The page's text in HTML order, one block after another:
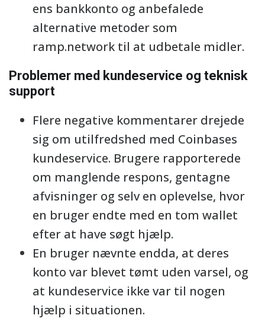
ens bankkonto og anbefalede
alternative metoder som
ramp.network til at udbetale midler.
Problemer med kundeservice og teknisk
support
Flere negative kommentarer drejede
sig om utilfredshed med Coinbases
kundeservice. Brugere rapporterede
om manglende respons, gentagne
afvisninger og selv en oplevelse, hvor
en bruger endte med en tom wallet
efter at have søgt hjælp.
En bruger nævnte endda, at deres
konto var blevet tømt uden varsel, og
at kundeservice ikke var til nogen
hjælp i situationen.